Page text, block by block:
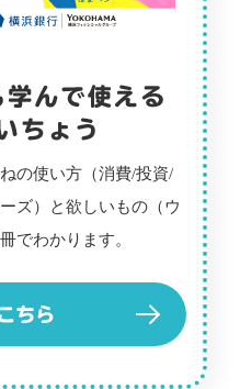
の使い方（消費/投資/
ズ）と欲しいもの（ウ
でわかります。